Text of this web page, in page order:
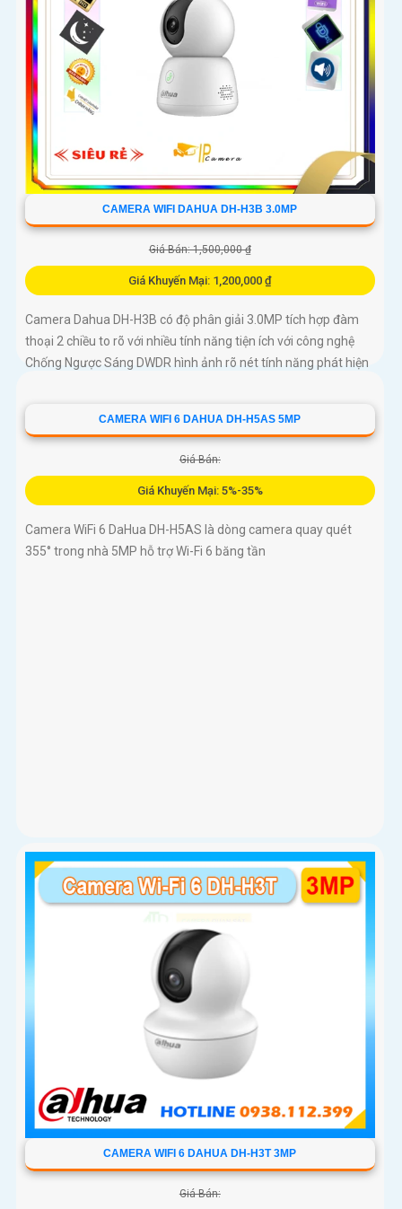
CAMERA WIFI DAHUA DH-H3B 3.0MP
Giá Bán: 1,500,000 ₫
Giá Khuyến Mại: 1,200,000 ₫
Camera Dahua DH-H3B có độ phân giải 3.0MP tích hợp đàm
thoại 2 chiều to rõ với nhiều tính năng tiện ích với công nghệ
Chống Ngược Sáng DWDR hình ảnh rõ nét tính năng phát hiện
CAMERA WIFI 6 DAHUA DH-H5AS 5MP
Giá Bán:
Giá Khuyến Mại: 5%-35%
Camera WiFi 6 DaHua DH-H5AS là dòng camera quay quét
355° trong nhà 5MP hỗ trợ Wi-Fi 6 băng tần
CAMERA WIFI 6 DAHUA DH-H3T 3MP
Giá Bán: